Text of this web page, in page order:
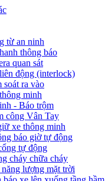
từ an ninh
thông báo
quan sát
động (interlock)
soát ra vào
minh
- Báo trộm
công Vân Tay
xe thông minh
báo giờ tự động
tự động
cháy chữa cháy
lượng mặt trời